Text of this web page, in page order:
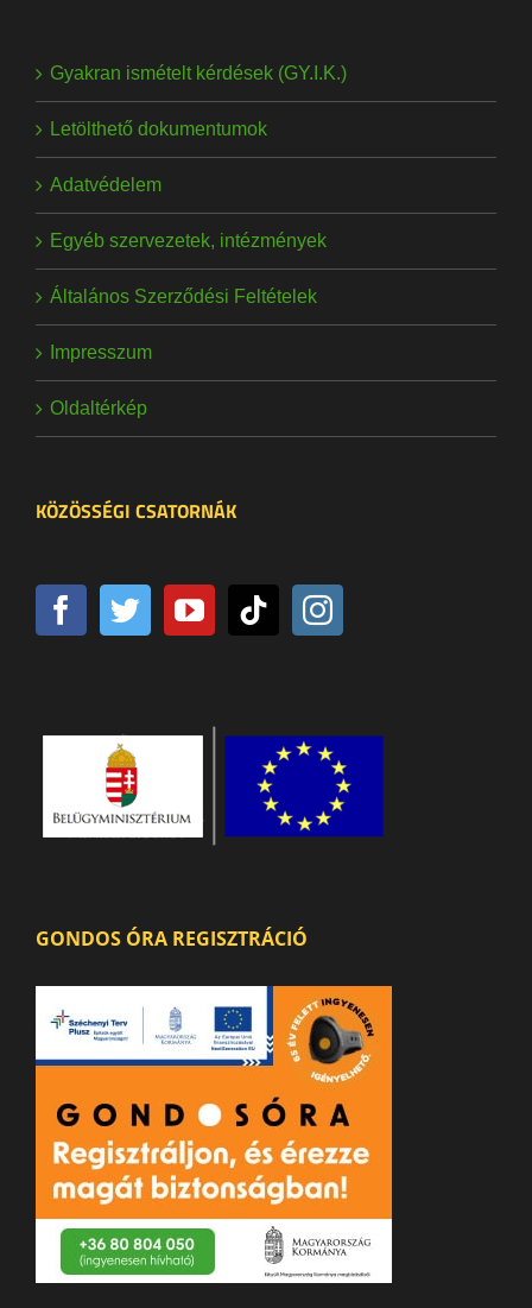
Gyakran ismételt kérdések (GY.I.K.)
Letölthető dokumentumok
Adatvédelem
Egyéb szervezetek, intézmények
Általános Szerződési Feltételek
Impresszum
Oldaltérkép
KÖZÖSSÉGI CSATORNÁK
GONDOS ÓRA REGISZTRÁCIÓ